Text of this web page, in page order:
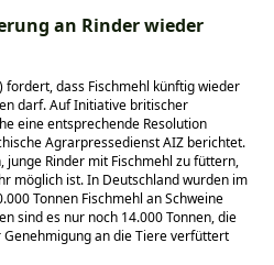
an Rinder wieder
fordert, dass Fischmehl künftig wieder
darf. Auf Initiative britischer
eine entsprechende Resolution
Agrarpressedienst AIZ berichtet.
junge Rinder mit Fischmehl zu füttern,
möglich ist. In Deutschland wurden im
Tonnen Fischmehl an Schweine
sind es nur noch 14.000 Tonnen, die
an die Tiere verfüttert